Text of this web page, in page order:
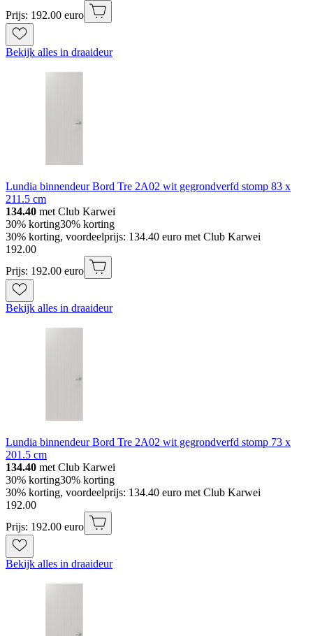
Prijs: 192.00 euro
Bekijk alles in draaideur
Lundia binnendeur Bord Tre 2A02 wit gegrondverfd stomp 83 x
211.5 cm
134.40 met Club Karwei
30% korting30% korting
30% korting, voordeelprijs: 134.40 euro met Club Karwei
192.00
Prijs: 192.00 euro
Bekijk alles in draaideur
Lundia binnendeur Bord Tre 2A02 wit gegrondverfd stomp 73 x
201.5 cm
134.40 met Club Karwei
30% korting30% korting
30% korting, voordeelprijs: 134.40 euro met Club Karwei
192.00
Prijs: 192.00 euro
Bekijk alles in draaideur